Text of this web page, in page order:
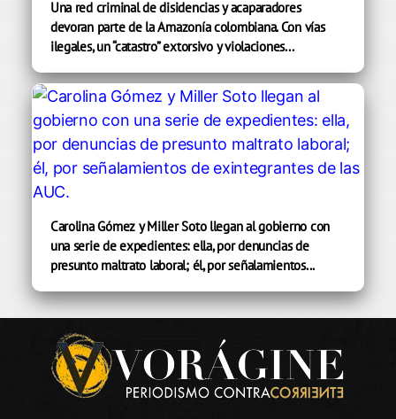
Una red criminal de disidencias y acaparadores
devoran parte de la Amazonía colombiana. Con vías
ilegales, un “catastro” extorsivo y violaciones...
Carolina Gómez y Miller Soto llegan al gobierno con
una serie de expedientes: ella, por denuncias de
presunto maltrato laboral; él, por señalamientos...